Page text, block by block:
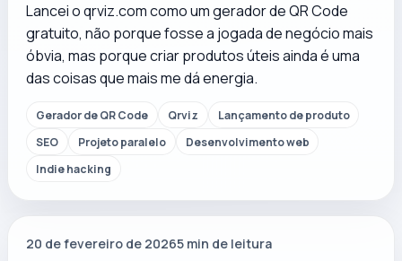
Lancei o qrviz.com como um gerador de QR Code
gratuito, não porque fosse a jogada de negócio mais
óbvia, mas porque criar produtos úteis ainda é uma
das coisas que mais me dá energia.
Gerador de QR Code Qrviz
Lançamento de produto
SEO
Projeto paralelo
Desenvolvimento web
Indie hacking
20 de fevereiro de 20265 min de leitura